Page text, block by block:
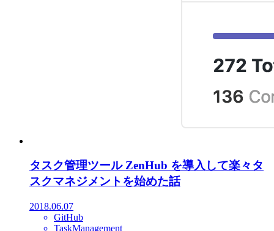
タスク管理ツール ZenHub を導入して楽々タ
スクマネジメントを始めた話
2018.06.07
GitHub
TaskManagement